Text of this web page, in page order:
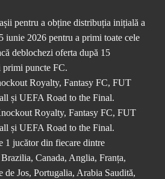
pentru a obține distribuția inițială a
iunie 2026 pentru a primi toate cele
deblochezi oferta după 15
primi puncte FC.
Royalty, Fantasy FC, FUT
și UEFA Road to the Final.
Royalty, Fantasy FC, FUT
și UEFA Road to the Final.
1 jucător din fiecare dintre
Canada, Anglia, Franța,
Jos, Portugalia, Arabia Saudită,